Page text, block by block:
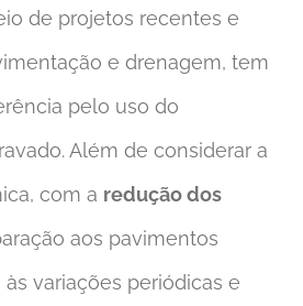
de projetos recentes e
e drenagem, tem
pelo uso do
Além de considerar a
com a redução dos
aos pavimentos
variações periódicas e